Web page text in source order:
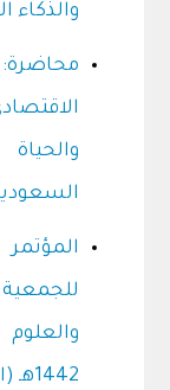
والذكاء
للجمعية
1442هـ (الموافق 10 – 11 فبراير 2021م)